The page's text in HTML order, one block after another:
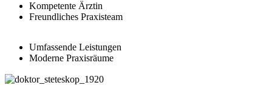
Kompetente Ärztin
Freundliches Praxisteam
Umfassende Leistungen
Moderne Praxisräume